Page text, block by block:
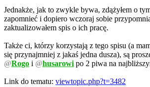
Jednakże, jak to zwykle bywa, zdążyłem o
zapomnieć i dopiero wczoraj sobie
zaktualizowałem spis o ich pracę.
Także ci, którzy korzystają z tego spisu (a
się przynajmniej z jakaś jedna dusza), są
@Rogo i @husarowi po 2 piwa na
Link do tematu: viewtopic.php?t=3482